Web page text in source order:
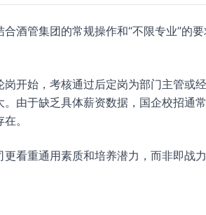
酒管集团的常规操作和“不限专业”的
开始，考核通过后定岗为部门主管或
由于缺乏具体薪资数据，国企校招通
。
看重通用素质和培养潜力，而非即战